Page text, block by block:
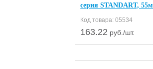
серия STANDART,
Код товара: 05534
163.22 руб./шт.